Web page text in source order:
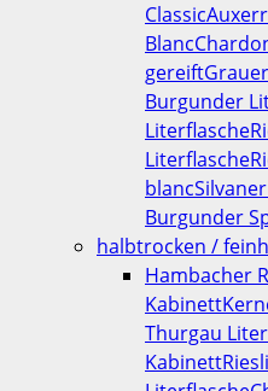
Classic
Blanc
gereift
Burgunder
Literflasche
Literflasche
blanc
Burgunder
halbtrocken /
Hambacher
Kabinett
Thurgau
Kabinett